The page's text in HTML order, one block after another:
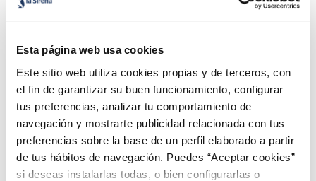
Esta página web usa cookies
Este sitio web utiliza cookies propias y de terceros, con
el fin de garantizar su buen funcionamiento, configurar
tus preferencias, analizar tu comportamiento de
navegación y mostrarte publicidad relacionada con tus
preferencias sobre la base de un perfil elaborado a partir
de tus hábitos de navegación. Puedes “Aceptar cookies”
si deseas instalarlas todas, o bien configurarlas o
Sandvitx nata sense
sucres afegits
Sin azucares añadidos
2,99 €
Caixa 6 u 600
ml
Mini Bescuit Nata i
Xocolata
3,49 € Caixa 6 u 510 ml